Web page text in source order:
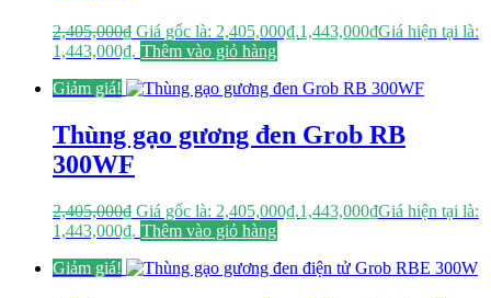
2,405,000₫ Giá gốc là: 2,405,000₫.1,443,000₫Giá hiện tại là:
1,443,000₫. Thêm vào giỏ hàng
Giảm giá!
Thùng gạo gương đen Grob RB
300WF
2,405,000₫ Giá gốc là: 2,405,000₫.1,443,000₫Giá hiện tại là:
1,443,000₫. Thêm vào giỏ hàng
Giảm giá!